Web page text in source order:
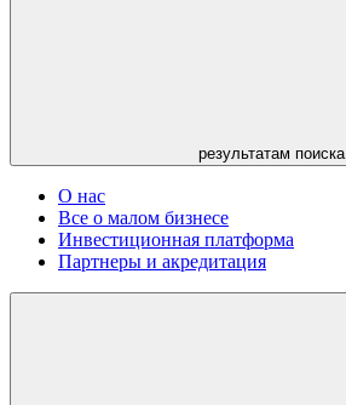
результатам поиска
О нас
Все о малом бизнесе
Инвестиционная платформа
Партнеры и акредитация